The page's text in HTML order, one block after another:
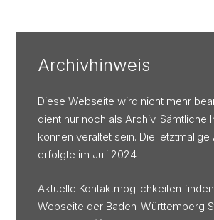
Archivhinweis
Diese Webseite wird nicht mehr
dient nur noch als Archiv. Sämtliche
können veraltet sein. Die letztmalige
erfolgte im Juli 2024.
Aktuelle Kontaktmöglichkeiten
Webseite der Baden-Württemberg